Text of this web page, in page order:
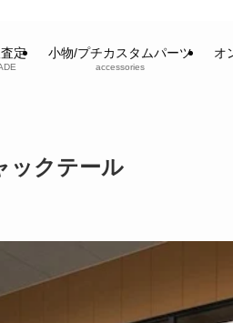
定 小物/プチカスタムパーツ
accessories
オ
ックテール